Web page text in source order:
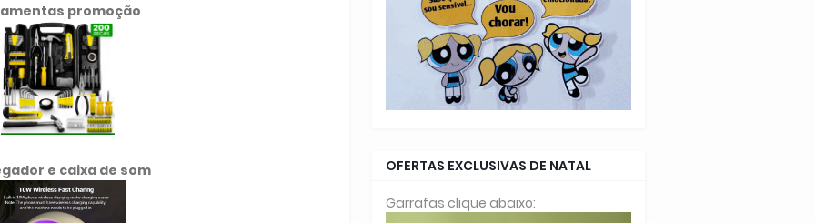
promoção
e caixa de som OFERTAS EXCLUSIVAS DE NATAL
Garrafas clique abaixo: